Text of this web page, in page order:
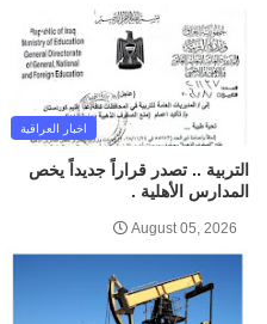
اخبار العراقية
التربية .. تصدر قراراً جديداً يخص
المدارس الأهلية .
August 05, 2026